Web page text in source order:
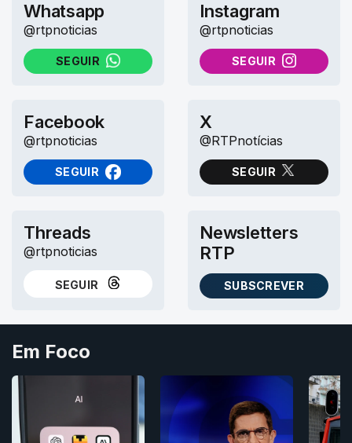
Whatsapp
@rtpnoticias
SEGUIR
NO WHATSAPP
Instagram
@rtpnoticias
SEGUIR
NO INSTAGRAM
Facebook
@rtpnoticias
SEGUIR
NO FACEBOOK
X
@RTPnotícias
SEGUIR
NO X (TWITTER)
Threads
@rtpnoticias
SEGUIR
NO THREADS
Newsletters
RTP
SUBSCREVER
AS NEWSLETTERS RTP
Em Foco